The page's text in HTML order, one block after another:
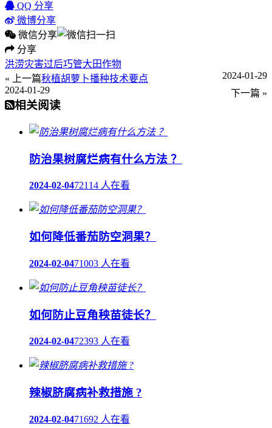
QQ 分享
微博分享
微信分享
分享
洪涝灾害过后巧管大田作物
« 上一篇
2024-01-29
秋植胡萝卜播种技术要点
下一篇 »
2024-01-29
相关阅读
防治果树腐烂病有什么方法 ？
2024-02-0472114 人在看
如何降低番茄防空洞果？
2024-02-0471003 人在看
如何防止豆角秧苗徒长？
2024-02-0472393 人在看
辣椒脐腐病补救措施 ?
2024-02-0471692 人在看